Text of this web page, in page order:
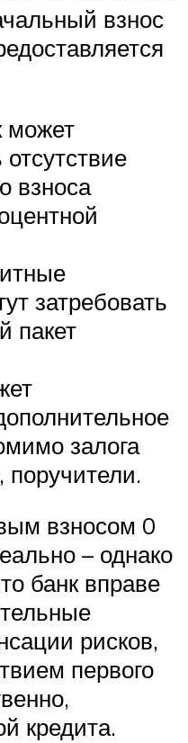
взнос
может
взноса
затребовать
пакет
залога
взносом 0
– однако
банк вправе
рисков,
первого
кредита.